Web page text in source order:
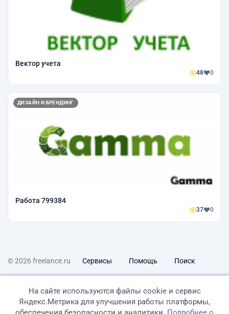
Вектор учета
48 0
ДИЗАЙН И БРЕНДИНГ
Работа 799384
37 0
© 2026 freelance.ru Сервисы Помощь Поиск
Дисклеймер о ЗоЗПП Отказ от ответственности
На сайте используются файлы cookie и сервис
Яндекс.Метрика для улучшения работы платформы,